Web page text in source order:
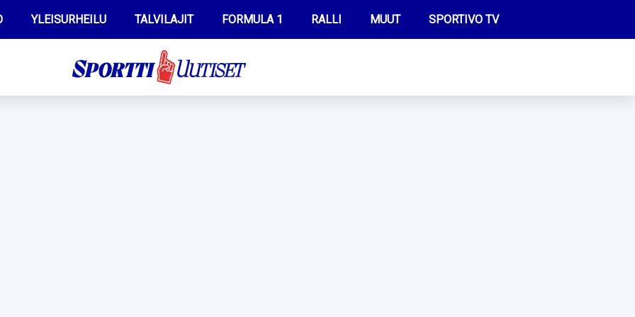
YLEISURHEILU TALVILAJIT FORMULA 1 RALLI MUUT SPORTIVO TV